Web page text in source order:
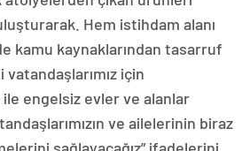
Hem istihdam alanı
kamu kaynaklarından tasarruf
vatandaşlarımız için
ile engelsiz evler ve alanlar
ve ailelerinin biraz